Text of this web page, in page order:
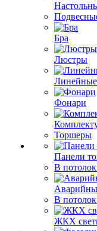
Бра
Люстры
Линейные
Фонари
Торшеры
Панели
В
В
ЖКХ